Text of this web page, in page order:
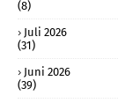
(8)
Juli 2026
(31)
Juni 2026
(39)